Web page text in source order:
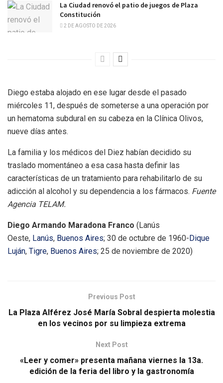
La Ciudad renovó el patio de juegos de Plaza
Constitución
2 DE AGOSTO DE 2026
Diego estaba alojado en ese lugar desde el pasado
miércoles 11, después de someterse a una operación por
un hematoma subdural en su cabeza en la Clínica Olivos,
nueve días antes.
La familia y los médicos del Diez habían decidido su
traslado momentáneo a esa casa hasta definir las
características de un tratamiento para rehabilitarlo de su
adicción al alcohol y su dependencia a los fármacos. Fuente
Agencia TELAM.
Diego Armando Maradona Franco (Lanús
Oeste, Lanús, Buenos Aires; 30 de octubre de 1960- Dique
Luján, Tigre, Buenos Aires; 25 de noviembre de 2020)
Previous Post
La Plaza Alférez José María Sobral despierta molestia
en los vecinos por su limpieza extrema
Next Post
«Leer y comer» presenta mañana viernes la 13a.
edición de la feria del libro y la gastronomía